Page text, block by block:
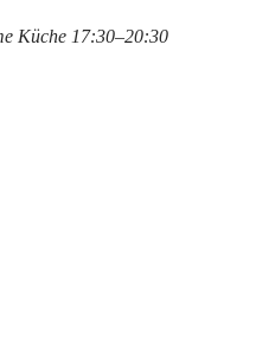
Küche 17:30–20:30